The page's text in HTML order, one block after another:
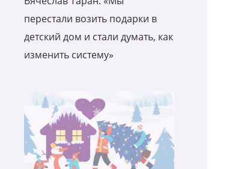
перестали возить подарки в
детский дом и стали думать, как
изменить систему»